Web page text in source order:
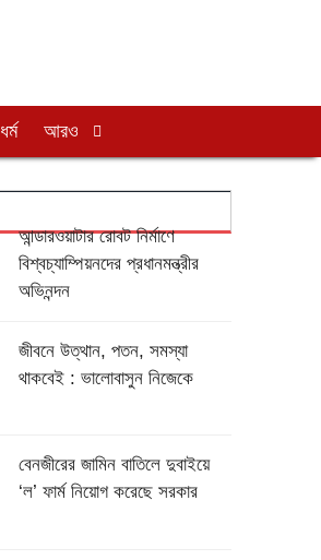
ধর্ম আরও
আন্ডারওয়াটার রোবট নির্মাণে
বিশ্বচ্যাম্পিয়নদের প্রধানমন্ত্রীর
অভিনন্দন
জীবনে উত্থান, পতন, সমস্যা
থাকবেই : ভালোবাসুন নিজেকে
বেনজীরের জামিন বাতিলে দুবাইয়ে
‌‘ল’ ফার্ম নিয়োগ করেছে সরকার